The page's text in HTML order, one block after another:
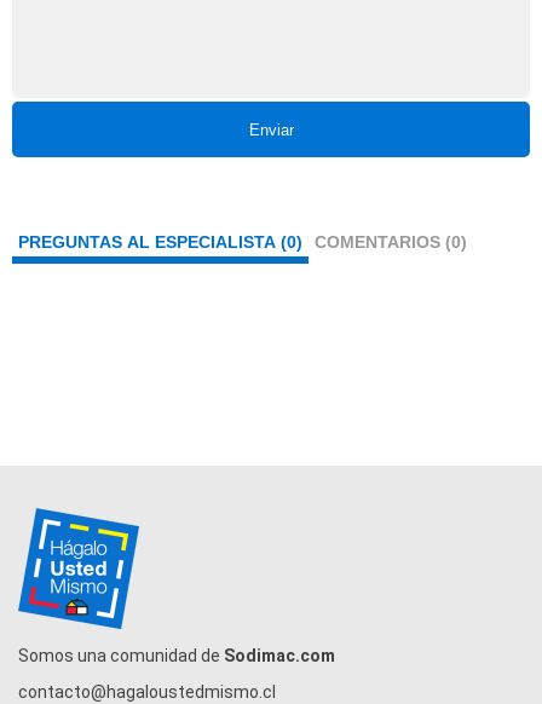
Enviar
PREGUNTAS AL ESPECIALISTA (0) COMENTARIOS (0)
Somos una comunidad de Sodimac.com
contacto@hagaloustedmismo.cl